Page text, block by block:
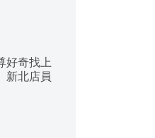
好奇找上
北店員